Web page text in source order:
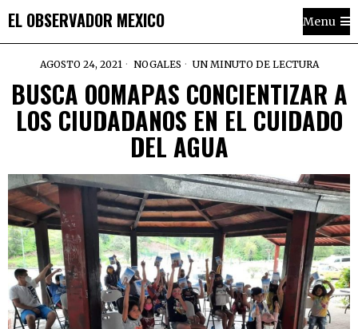
EL OBSERVADOR MEXICO Menu
AGOSTO 24, 2021 NOGALES UN MINUTO DE LECTURA
BUSCA OOMAPAS CONCIENTIZAR A
LOS CIUDADANOS EN EL CUIDADO
DEL AGUA